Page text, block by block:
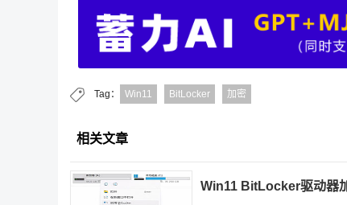
Tag： Win11 BitLocker 加密
相关文章
Win11 BitLocker驱动器